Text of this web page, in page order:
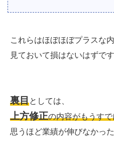
これらはほぼほぼプラスな
見ておいて損はないはずです
裏目としては、
上方修正の内容がもうすで
思うほど業績が伸びなかった